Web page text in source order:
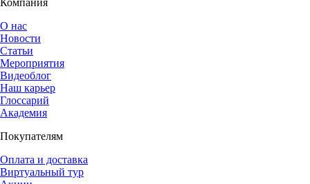
Компания
О нас
Новости
Статьи
Мероприятия
Видеоблог
Наш карьер
Глоссарий
Академия
Покупателям
Оплата и доставка
Виртуальный тур